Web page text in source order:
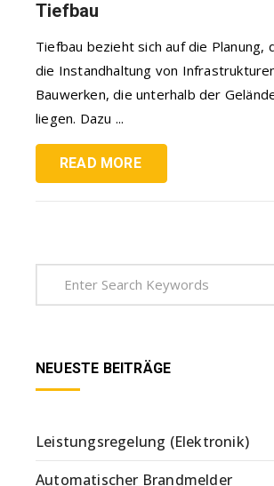
Tiefbau
Tiefbau bezieht sich auf die Planung,
die Instandhaltung von
Bauwerken, die unterhalb der
liegen. Dazu ...
READ MORE
NEUESTE BEITRÄGE
Leistungsregelung (Elektronik)
Automatischer Brandmelder